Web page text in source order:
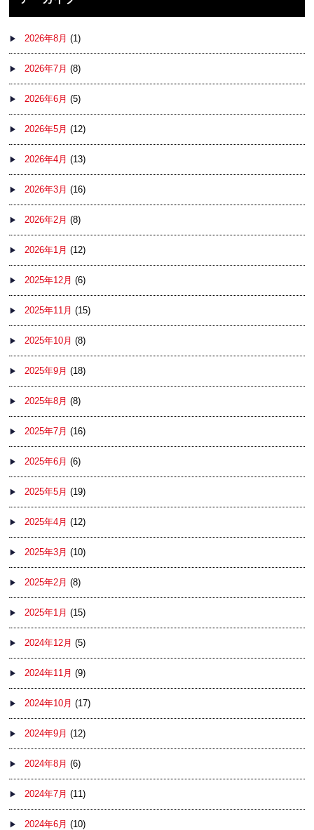
2026年8月 (1)
2026年7月 (8)
2026年6月 (5)
2026年5月 (12)
2026年4月 (13)
2026年3月 (16)
2026年2月 (8)
2026年1月 (12)
2025年12月 (6)
2025年11月 (15)
2025年10月 (8)
2025年9月 (18)
2025年8月 (8)
2025年7月 (16)
2025年6月 (6)
2025年5月 (19)
2025年4月 (12)
2025年3月 (10)
2025年2月 (8)
2025年1月 (15)
2024年12月 (5)
2024年11月 (9)
2024年10月 (17)
2024年9月 (12)
2024年8月 (6)
2024年7月 (11)
2024年6月 (10)